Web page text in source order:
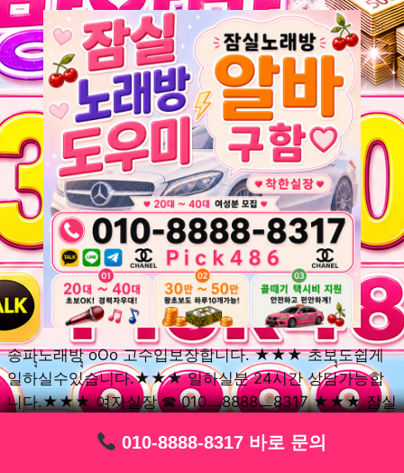
010-8888-8317 바로 문의
010-8888-8317 바로 문의
010-8888-8317 바로 문의
010-8888-8317 바로 문의
010-8888-8317 바로 문의
010-8888-8317 바로 문의
송파ุุ노래방ุุ oOo 고수입보장합니다. ★★★ 초보ุุ도쉽게
일하실수있습니다.★★★ 일하실분 24시간 상담가능합
니다.★★★ 여자실장 ☎ 010ㅡ8888ㅡ8317 ★★★ 잠실
요. 여성ㅣุุ알바ุุㅣ여기 신천동ุุ노래방ุุ ◞✿ 풍납동ุุ노래방ุุ
010-8888-8317 바로 문의
010-8888-8317 바로 문의
010-8888-8317 바로 문의